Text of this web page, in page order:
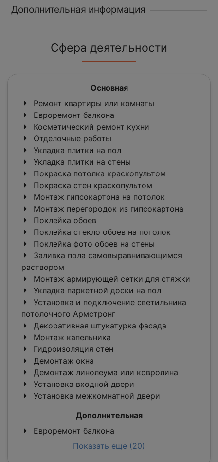
Дополнительная информация
Сфера деятельности
Основная
Ремонт квартиры или комнаты
Евроремонт балкона
Косметический ремонт кухни
Отделочные работы
Укладка плитки на пол
Укладка плитки на стены
Покраска потолка краскопультом
Покраска стен краскопультом
Монтаж гипсокартона на потолок
Монтаж перегородок из гипсокартона
Поклейка обоев
Поклейка стекло обоев на потолок
Поклейка фото обоев на стены
Заливка пола самовыравнивающимся
раствором
Монтаж армирующей сетки для стяжки
Укладка паркетной доски на пол
Установка и подключение светильника
потолочного Армстронг
Декоративная штукатурка фасада
Монтаж капельника
Гидроизоляция стен
Демонтаж окна
Демонтаж линолеума или ковролина
Установка входной двери
Установка межкомнатной двери
Дополнительная
Евроремонт балкона
Показать еще (20)